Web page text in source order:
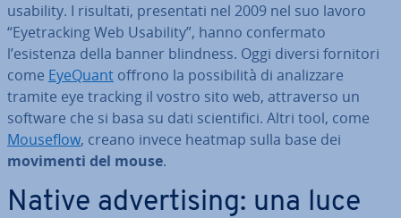
usability. I risultati, pre­sen­ta­ti nel 2009 nel suo lavoro
“Eye­trac­king Web Usability”, hanno con­fer­ma­to
l’esistenza della banner blindness. Oggi diversi fornitori
come EyeQuant offrono la pos­si­bi­li­tà di ana­liz­za­re
tramite eye tracking il vostro sito web, at­tra­ver­so un
software che si basa su dati scien­ti­fi­ci. Altri tool, come
Mouseflow, creano invece heatmap sulla base dei
movimenti del mouse.
Native ad­ver­ti­sing: una luce